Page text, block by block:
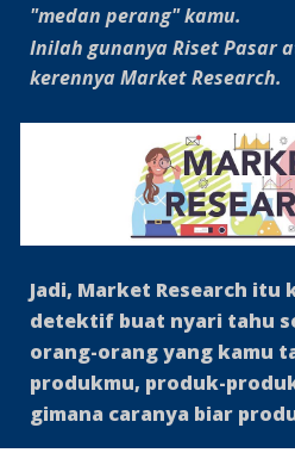
"medan perang" kamu.
Inilah gunanya Riset Pasar
kerennya Market Research.
Jadi, Market Research itu
detektif buat nyari tahu
orang-orang yang kamu
produkmu, produk-
gimana caranya biar